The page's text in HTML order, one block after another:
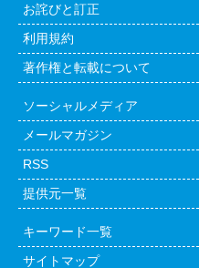
お詫びと訂正
利用規約
著作権と転載について
ソーシャルメディア
メールマガジン
RSS
提供元一覧
キーワード一覧
サイトマップ